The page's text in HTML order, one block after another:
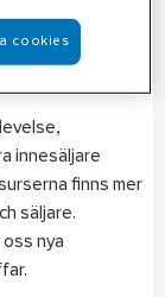
2 300
område som
innesäljare
finns mer
säljare.
nya
cookies